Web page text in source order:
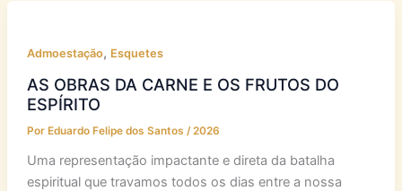
Admoestação, Esquetes
AS OBRAS DA CARNE E OS FRUTOS DO
ESPÍRITO
Por Eduardo Felipe dos Santos /2026
Uma representação impactante e direta da batalha
espiritual que travamos todos os dias entre a nossa